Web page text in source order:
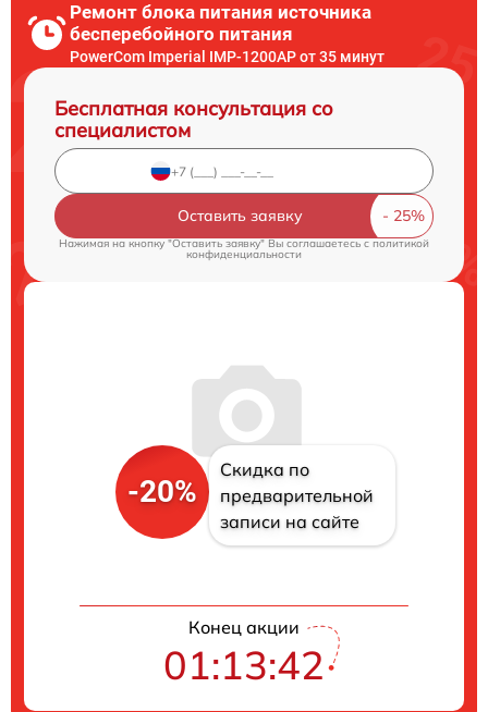
Ремонт блока питания источника
бесперебойного питания
PowerCom Imperial IMP-1200AP от 35 минут
Бесплатная консультация со
специалистом
Оставить заявку
Нажимая на кнопку "Оставить заявку" Вы соглашаетесь cполитикой
конфиденциальности
-20%
Скидка по
предварительной
записи на сайте
Конец акции
01:13:41